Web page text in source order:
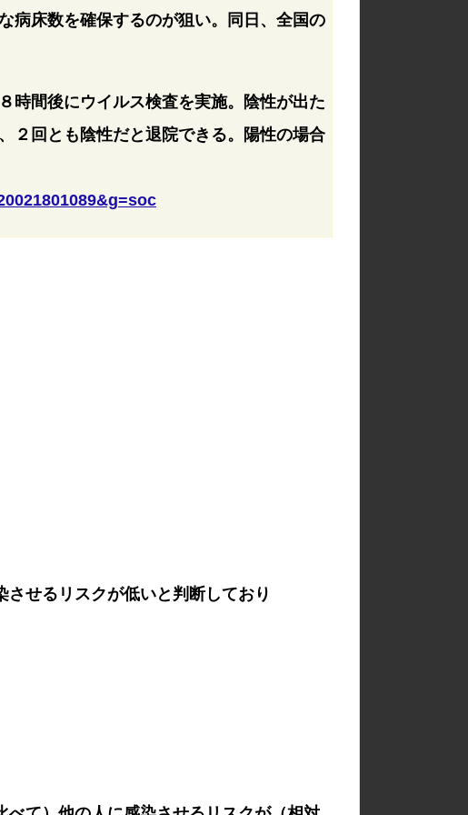
病床数を確保するのが狙い。同日、全国の
時間後にウイルス検査を実施。陰性が出た
２回とも陰性だと退院できる。陽性の場合
させるリスクが低いと判断しており